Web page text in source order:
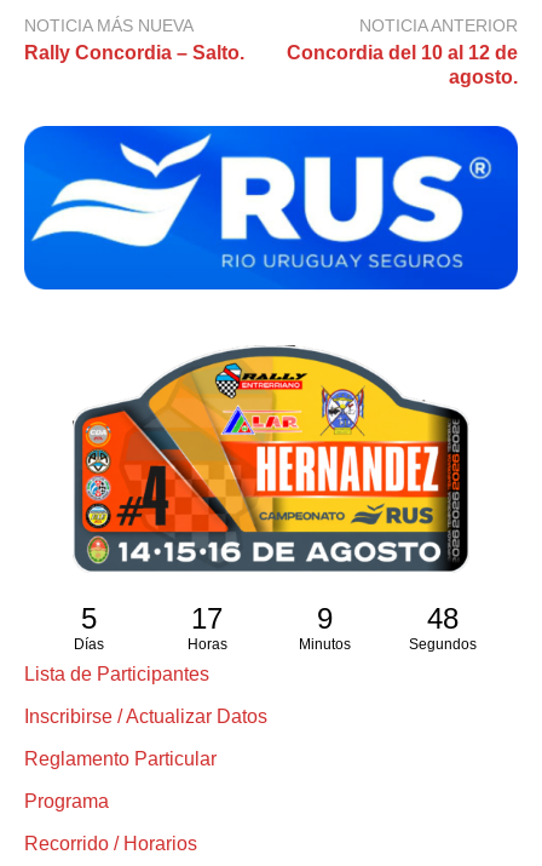
NOTICIA MÁS NUEVA
Rally Concordia – Salto.
NOTICIA ANTERIOR
Concordia del 10 al 12 de
agosto.
5
Días
17
Horas
9
Minutos
47
Segundos
Lista de Participantes
Inscribirse / Actualizar Datos
Reglamento Particular
Programa
Recorrido / Horarios